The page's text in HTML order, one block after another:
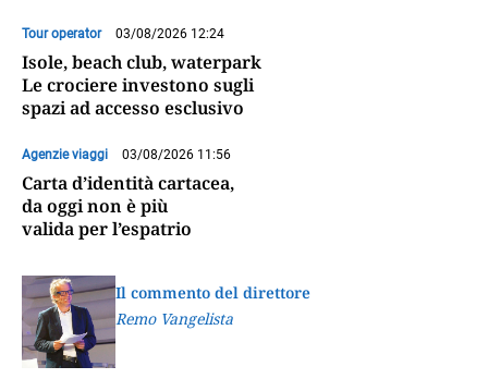
Tour operator 03/08/2026 12:24
Isole, beach club, waterpark
Le crociere investono sugli
spazi ad accesso esclusivo
Agenzie viaggi 03/08/2026 11:56
Carta d’identità cartacea,
da oggi non è più
valida per l’espatrio
Il commento del direttore
Remo Vangelista